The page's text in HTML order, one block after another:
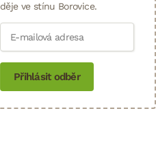
děje ve stínu Borovice.
Přihlásit odběr